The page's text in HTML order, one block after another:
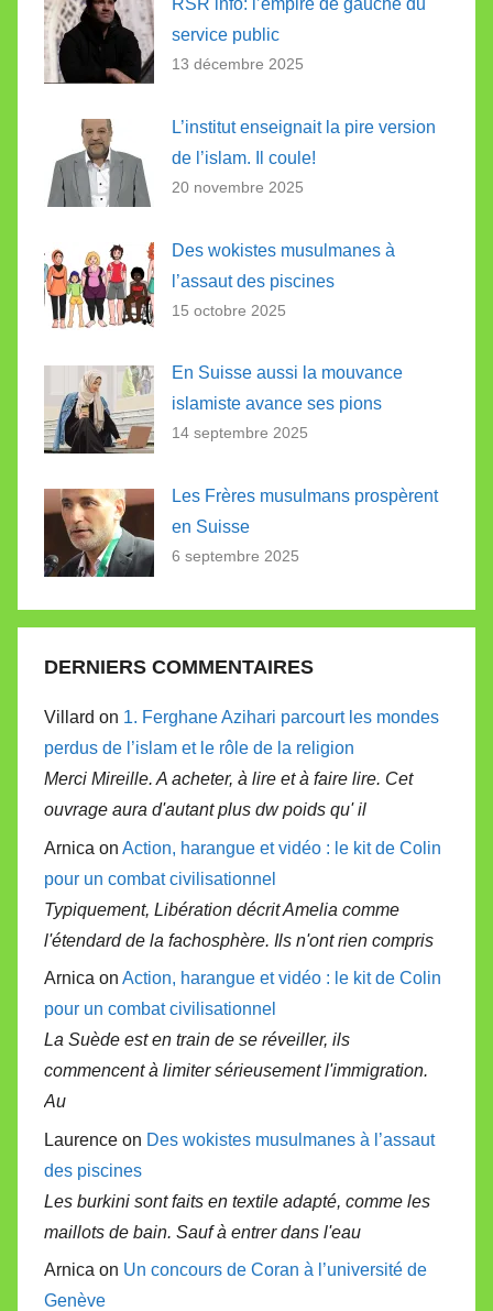
service public
13 décembre 2025
L’institut enseignait la pire version
de l’islam. Il coule!
20 novembre 2025
Des wokistes musulmanes à
l’assaut des piscines
15 octobre 2025
En Suisse aussi la mouvance
islamiste avance ses pions
14 septembre 2025
Les Frères musulmans prospèrent
en Suisse
6 septembre 2025
DERNIERS COMMENTAIRES
Villard on 1. Ferghane Azihari parcourt les mondes
perdus de l’islam et le rôle de la religion
Merci Mireille. A acheter, à lire et à faire lire. Cet
ouvrage aura d'autant plus dw poids qu' il
Arnica on Action, harangue et vidéo : le kit de Colin
pour un combat civilisationnel
Typiquement, Libération décrit Amelia comme
l'étendard de la fachosphère. Ils n'ont rien compris
Arnica on Action, harangue et vidéo : le kit de Colin
pour un combat civilisationnel
La Suède est en train de se réveiller, ils
commencent à limiter sérieusement l'immigration.
Au
Laurence on Des wokistes musulmanes à l’assaut
des piscines
Les burkini sont faits en textile adapté, comme les
maillots de bain. Sauf à entrer dans l'eau
Arnica on Un concours de Coran à l’université de
Genève